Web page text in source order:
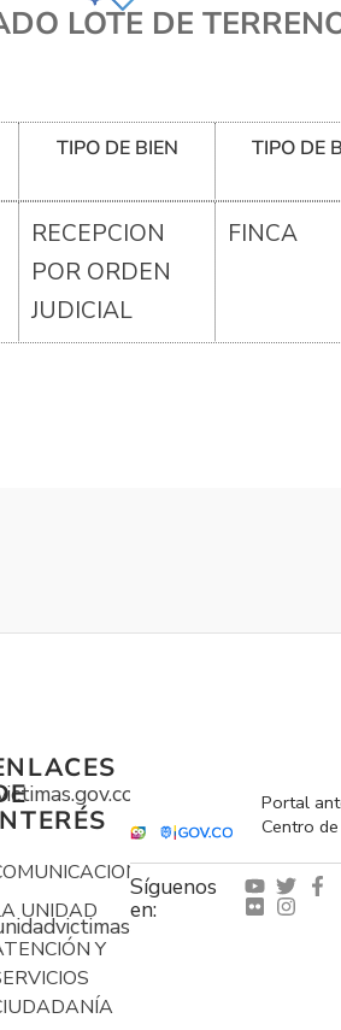
LOTE DE
TIPO DE BIEN TIPO DE
RECEPCION
POR ORDEN
JUDICIAL
FINCA
UNIDAD
Y
Portal
Centro
Síguenos
en: